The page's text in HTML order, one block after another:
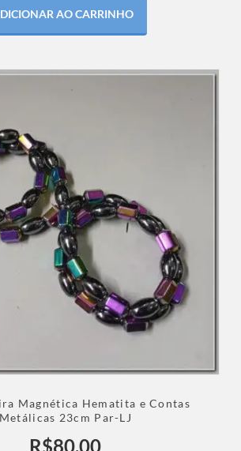
AO CARRINHO
Magnética Hematita e Contas
Metálicas 23cm Par-LJ
R$80,00